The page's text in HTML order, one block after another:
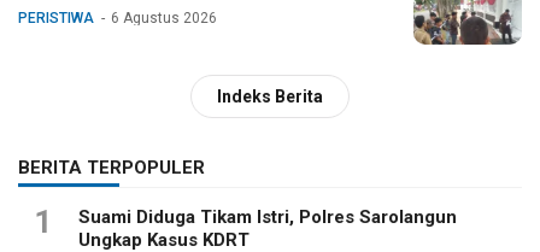
PERISTIWA 6 Agustus 2026
Indeks Berita
BERITA TERPOPULER
1
Suami Diduga Tikam Istri, Polres Sarolangun
Ungkap Kasus KDRT